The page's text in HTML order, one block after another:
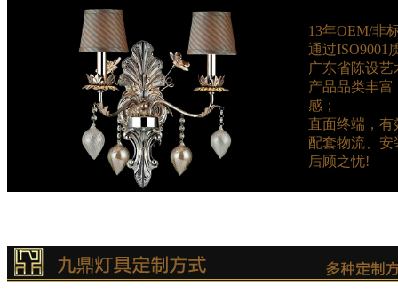
13年OEM/非
通过ISO9001
广东省陈设
产品品类丰富
感；
直面终端，
配套物流、
后顾之忧!